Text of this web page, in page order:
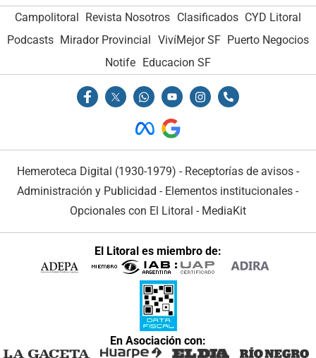
Campolitoral Revista Nosotros Clasificados CYD Litoral
Podcasts Mirador Provincial VivíMejor SF Puerto Negocios
Notife Educacion SF
Hemeroteca Digital (1930-1979) - Receptorías de avisos -
Administración y Publicidad - Elementos institucionales -
Opcionales con El Litoral - MediaKit
El Litoral es miembro de:
En Asociación con: